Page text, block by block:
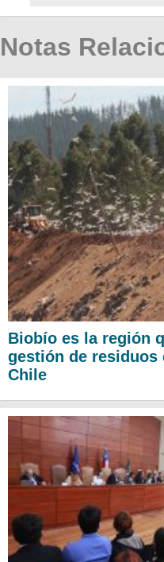
Notas
Biobío es la región
gestión de
Chile